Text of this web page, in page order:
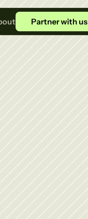
Partner with us